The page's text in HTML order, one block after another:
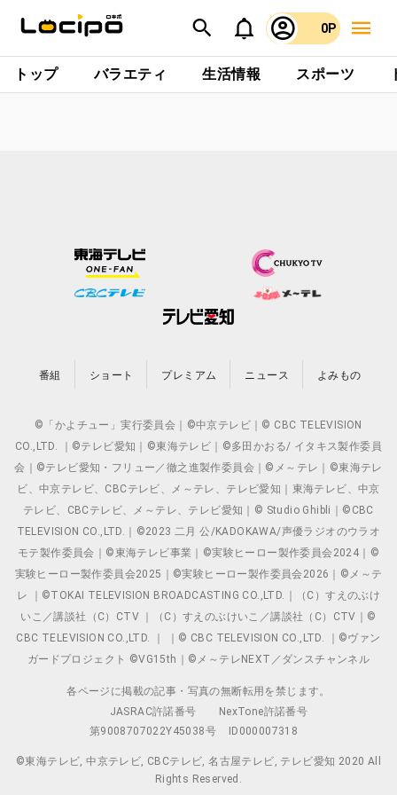
0P
トップ バラエティ 生活情報 スポーツ
番組 ショート プレミアム ニュース よみもの
©「かよチュー」実行委員会｜©中京テレビ｜© CBC TELEVISION
CO.,LTD. ｜©テレビ愛知｜©東海テレビ｜©多田かおる/ イタキス製作委員
会｜©テレビ愛知・フリュー／徹之進製作委員会｜©メ～テレ｜©東海テレ
ビ、中京テレビ、CBCテレビ、メ～テレ、テレビ愛知｜東海テレビ、中京
テレビ、CBCテレビ、メ～テレ、テレビ愛知｜© Studio Ghibli｜©CBC
TELEVISION CO.,LTD.｜©2023 二月 公/KADOKAWA/声優ラジオのウラオ
モテ製作委員会｜©東海テレビ事業｜©実験ヒーロー製作委員会2024｜©
実験ヒーロー製作委員会2025｜©実験ヒーロー製作委員会2026｜©メ～テ
レ ｜©TOKAI TELEVISION BROADCASTING CO.,LTD.｜（C）すえのぶけ
いこ／講談社（C）CTV ｜（C）すえのぶけいこ／講談社（C）CTV｜©
CBC TELEVISION CO.,LTD. ｜ ｜© CBC TELEVISION CO.,LTD. ｜©ヴァン
ガードプロジェクト ©VG15th｜©メ～テレNEXT／ダンスチャンネル
各ページに掲載の記事・写真の無断転用を禁じます。
JASRAC許諾番号
NexTone許諾番号
第9008707022Y45038号
ID000007318
©東海テレビ, 中京テレビ, CBCテレビ, 名古屋テレビ, テレビ愛知 2020 All
Rights Reserved.